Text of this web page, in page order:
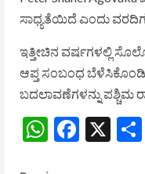
ಸಾಧ್ಯತೆಯಿದೆ ಎಂದು
ಇತ್ತೀಚಿನ ವರ್ಷಗಳಲ್ಲಿ
ಆಪ್ತ ಸಂಬಂಧ
ಬದಲಾವಣೆಗಳನ್ನು ಪಶ್ಚಿಮ
X